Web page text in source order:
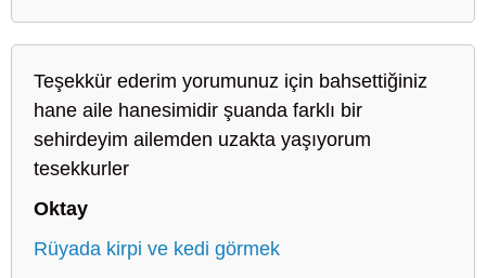
Teşekkür ederim yorumunuz için bahsettiğiniz
hane aile hanesimidir şuanda farklı bir
sehirdeyim ailemden uzakta yaşıyorum
tesekkurler
Oktay
Rüyada kirpi ve kedi görmek